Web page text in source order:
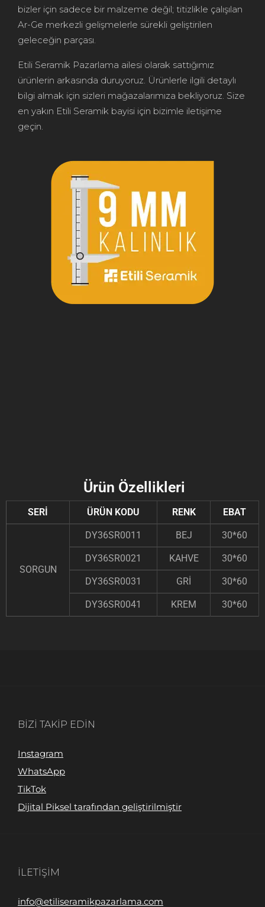
bizler için sadece bir malzeme değil; titizlikle çalışılan
Ar-Ge merkezli gelişmelerle sürekli geliştirilen
geleceğin parçası.
Etili Seramik Pazarlama ailesi olarak sattığımız
ürünlerin arkasında duruyoruz. Ürünlerle ilgili detaylı
bilgi almak için sizleri mağazalarımıza bekliyoruz. Size
en yakın Etili Seramik bayisi için bizimle iletişime
geçin.
Ürün Özellikleri
SERİ ÜRÜN KODU RENK EBAT
SORGUN
DY36SR0011 BEJ 30*60
DY36SR0021 KAHVE 30*60
DY36SR0031 GRİ 30*60
DY36SR0041 KREM 30*60
BIZI TAKIP EDIN
Instagram
WhatsApp
TikTok
Dijital Piksel tarafından geliştirilmiştir
İLETIŞIM
info@etiliseramikpazarlama.com